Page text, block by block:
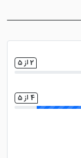
2 از 5
4 از 5